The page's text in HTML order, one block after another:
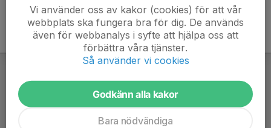
Vi använder oss av kakor (cookies) för att vår
webbplats ska fungera bra för dig. De används
även för webbanalys i syfte att hjälpa oss att
förbättra våra tjänster.
Så använder vi cookies
Godkänn alla kakor
Bara nödvändiga